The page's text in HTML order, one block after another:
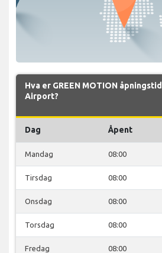
Hva er GREEN MOTION
Airport?
Dag Åpent
Mandag 08:00
Tirsdag 08:00
Onsdag 08:00
Torsdag 08:00
Fredag 08:00